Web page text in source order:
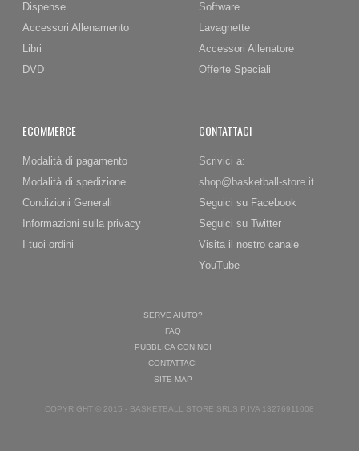
Dispense
Accessori Allenamento
Libri
DVD
Software
Lavagnette
Accessori Allenatore
Offerte Speciali
ECOMMERCE
Modalità di pagamento
Modalità di spedizione
Condizioni Generali
Informazioni sulla privacy
I tuoi ordini
CONTATTACI
Scrivici a:
shop@basketball-store.it
Seguici su Facebook
Seguici su Twitter
Visita il nostro canale
YouTube
SERVE AIUTO?
FAQ
PUBBLICA CON NOI
CONTATTACI
SITE MAP
COPYRIGHT © 2015 - BASKETBALL STORE SRLS P.IVA 13276911008